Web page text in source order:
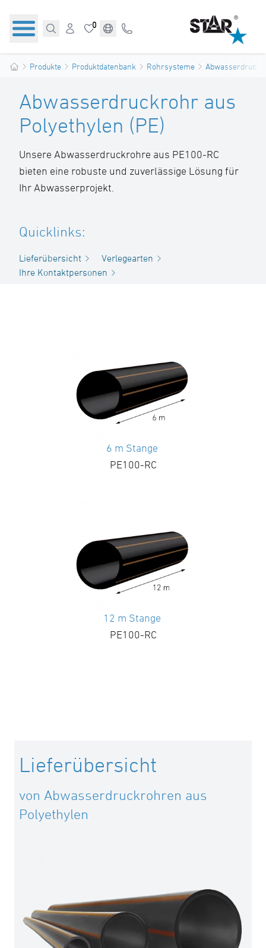
0
Produkte Produktdatenbank Rohrsysteme
Abwasserdruckrohr aus
Polyethylen (PE)
Unsere Abwasserdruckrohre aus PE100-RC
bieten eine robuste und zuverlässige Lösung für
Ihr Abwasserprojekt.
Quicklinks:
Lieferübersicht
Verlegearten
Ihre Kontaktpersonen
6 m Stange
PE100-RC
12 m Stange
PE100-RC
Lieferübersicht
von Abwasserdruckrohren aus
Polyethylen